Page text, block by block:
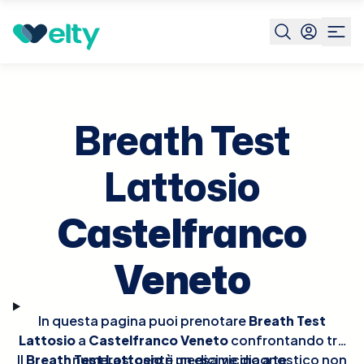
Prenota visita
Castelfranco
Breath Test
Lattosio
Castelfranco
Veneto
In questa pagina puoi prenotareBreath Test
Lattosioa Castelfranco Venetoconfrontando tra
numerosi centri medici vicino a te.
Il Breath Test Lattosioè un esame diagnostico non